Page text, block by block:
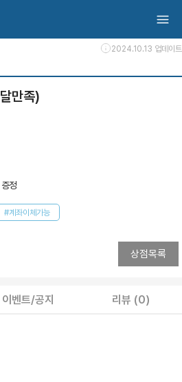
2024.10.13 업데이트
만족)
정
#계좌이체가능
상점목록
이벤트/공지 리뷰 (0)